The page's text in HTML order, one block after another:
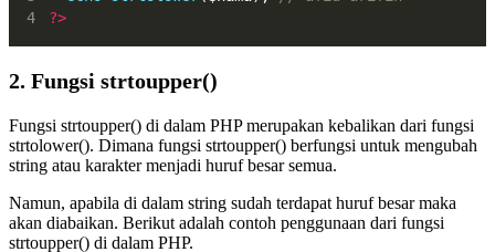
?>
2. Fungsi strtoupper()
Fungsi strtoupper() di dalam PHP merupakan kebalikan dari fungsi
strtolower(). Dimana fungsi strtoupper() berfungsi untuk mengubah
string atau karakter menjadi huruf besar semua.
Namun, apabila di dalam string sudah terdapat huruf besar maka
akan diabaikan. Berikut adalah contoh penggunaan dari fungsi
strtoupper() di dalam PHP.